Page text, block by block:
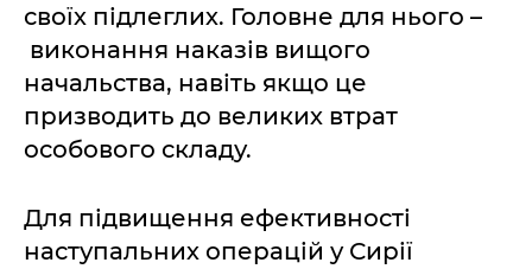
своїх підлеглих. Головне для нього –
виконання наказів вищого
начальства, навіть якщо це
призводить до великих втрат
особового складу.
Для підвищення ефективності
наступальних операцій у Сирії